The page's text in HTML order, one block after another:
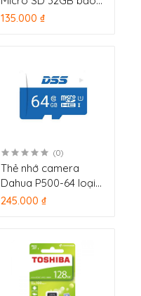
hành 2 năm
135.000 ₫
(0)
Thẻ nhớ camera
Dahua P500-64 loại
64GB
245.000 ₫